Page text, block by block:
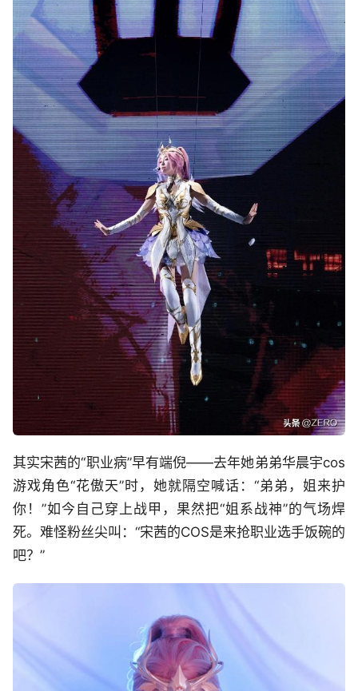
其实宋茜的“职业病”早有端倪——去年她弟弟华晨宇cos
游戏角色“花傲天”时，她就隔空喊话：“弟弟，姐来护
你！”如今自己穿上战甲，果然把“姐系战神”的气场焊
死。难怪粉丝尖叫：“宋茜的COS是来抢职业选手饭碗的
吧？”